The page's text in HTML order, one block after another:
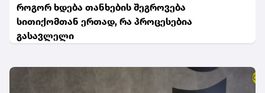
როგორ ხდება თანხების შეგროვება
სითიქომთან ერთად, რა პროცესებია
გასავლელი